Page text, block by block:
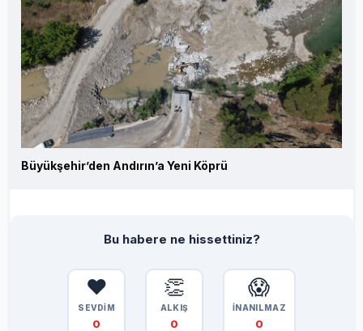
Büyükşehir’den Andırın’a Yeni Köprü
Bu habere ne hissettiniz?
❤️
SEVDİM
0
👏
ALKIŞ
0
😱
İNANILMAZ
0